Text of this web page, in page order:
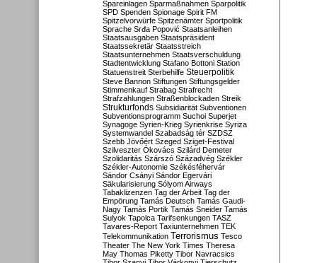
Spareinlagen Sparmaßnahmen Sparpolitik
SPD Spenden Spionage Spirit FM
Spitzelvorwürfe Spitzenämter Sportpolitik
Sprache Srđa Popović Staatsanleihen
Staatsausgaben Staatspräsident
Staatssekretär Staatsstreich
Staatsunternehmen Staatsverschuldung
Stadtentwicklung Stafano Bottoni Station
Statuenstreit Sterbehilfe Steuerpolitik
Steve Bannon Stiftungen Stiftungsgelder
Stimmenkauf Strabag Strafrecht
Strafzahlungen Straßenblockaden Streik
Strukturfonds Subsidiarität Subventionen
Subventionsprogramm Suchoi Superjet
Synagoge Syrien-Krieg Syrienkrise Syriza
Systemwandel Szabadság tér SZDSZ
Szebb Jövőért Szeged Sziget-Festival
Szilveszter Ókovács Szilárd Demeter
Szolidaritás Szárszó Századvég Székler
Székler-Autonomie Székésféhervár
Sándor Csányi Sándor Egervári
Säkularisierung Sólyom Airways
Tabaklizenzen Tag der Arbeit Tag der
Empörung Tamás Deutsch Tamás Gaudi-
Nagy Tamás Portik Tamás Sneider Tamás
Sulyok Tapolca Tarifsenkungen TASZ
Tavares-Report Taxiunternehmen TEK
Telekommunikation Terrorismus Tesco
Theater The New York Times Theresa
May Thomas Piketty Tibor Navracsics